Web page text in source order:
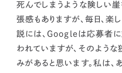
死んでしまうような険しい
張感もありますが、毎日、楽
説には、Googleは応募者
われていますが、そのよう
みがあると思います。私は、